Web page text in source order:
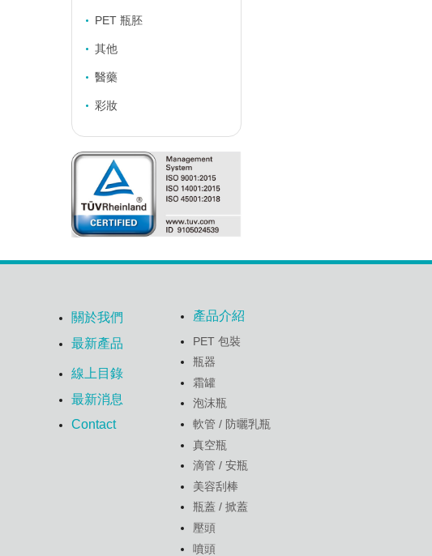
PET 瓶胚
其他
醫藥
彩妝
關於我們
最新產品
線上目錄
最新消息
Contact
產品介紹
PET 包裝
瓶器
霜罐
泡沫瓶
軟管 / 防曬乳瓶
真空瓶
滴管 / 安瓶
美容刮棒
瓶蓋 / 掀蓋
壓頭
噴頭